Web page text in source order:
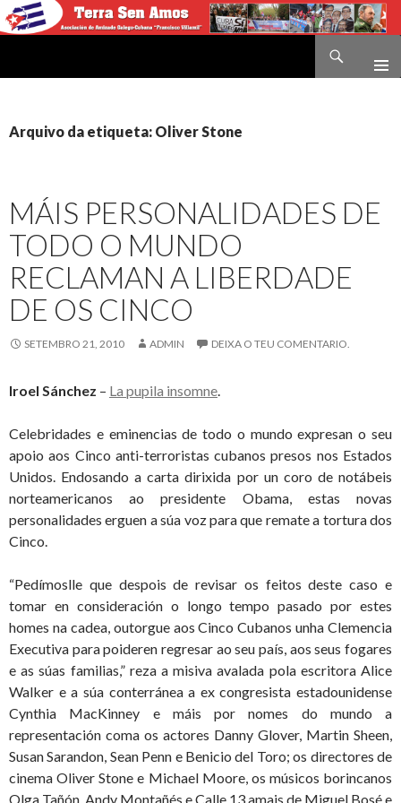
Arquivo da etiqueta: Oliver Stone
MÁIS PERSONALIDADES DE
TODO O MUNDO
RECLAMAN A LIBERDADE
DE OS CINCO
SETEMBRO 21, 2010 ADMIN DEIXA O TEU COMENTARIO.
Iroel Sánchez – La pupila insomne.
Celebridades e eminencias de todo o mundo expresan o seu
apoio aos Cinco anti-terroristas cubanos presos nos Estados
Unidos. Endosando a carta dirixida por un coro de notábeis
norteamericanos ao presidente Obama, estas novas
personalidades erguen a súa voz para que remate a tortura dos
Cinco.
“Pedímoslle que despois de revisar os feitos deste caso e
tomar en consideración o longo tempo pasado por estes
homes na cadea, outorgue aos Cinco Cubanos unha Clemencia
Executiva para poideren regresar ao seu país, aos seus fogares
e as súas familias,” reza a misiva avalada pola escritora Alice
Walker e a súa conterránea a ex congresista estadounidense
Cynthia MacKinney e máis por nomes do mundo a
representación coma os actores Danny Glover, Martin Sheen,
Susan Sarandon, Sean Penn e Benicio del Toro; os directores de
cinema Oliver Stone e Michael Moore, os músicos borincanos
Olga Tañón, Andy Montañés e Calle 13 amais de Miguel Bosé e